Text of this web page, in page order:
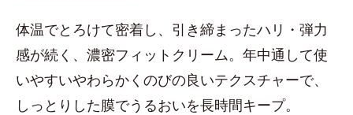
体温でとろけて密着し、引き締まったハリ・弾力
感が続く、濃密フィットクリーム。年中通して使
いやすいやわらかくのびの良いテクスチャーで、
しっとりした膜でうるおいを長時間キープ。